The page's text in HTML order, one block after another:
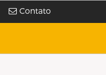
Contato